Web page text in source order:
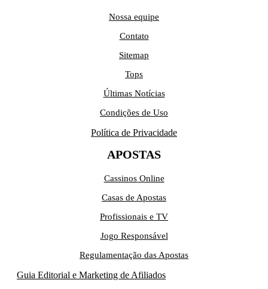
Nossa equipe
Contato
Sitemap
Tops
Últimas Notícias
Condições de Uso
Política de Privacidade
APOSTAS
Cassinos Online
Casas de Apostas
Profissionais e TV
Jogo Responsável
Regulamentação das Apostas
Guia Editorial e Marketing de Afiliados